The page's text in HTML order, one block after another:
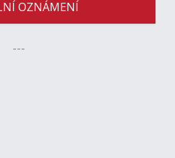
OZNÁMENÍ
---